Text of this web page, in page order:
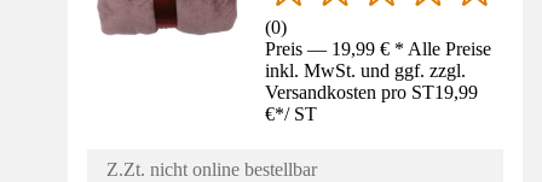
(0)
Preis — 19,99 € * Alle Preise
inkl. MwSt. und ggf. zzgl.
Versandkosten pro ST19,99
€*/ ST
Z.Zt. nicht online bestellbar